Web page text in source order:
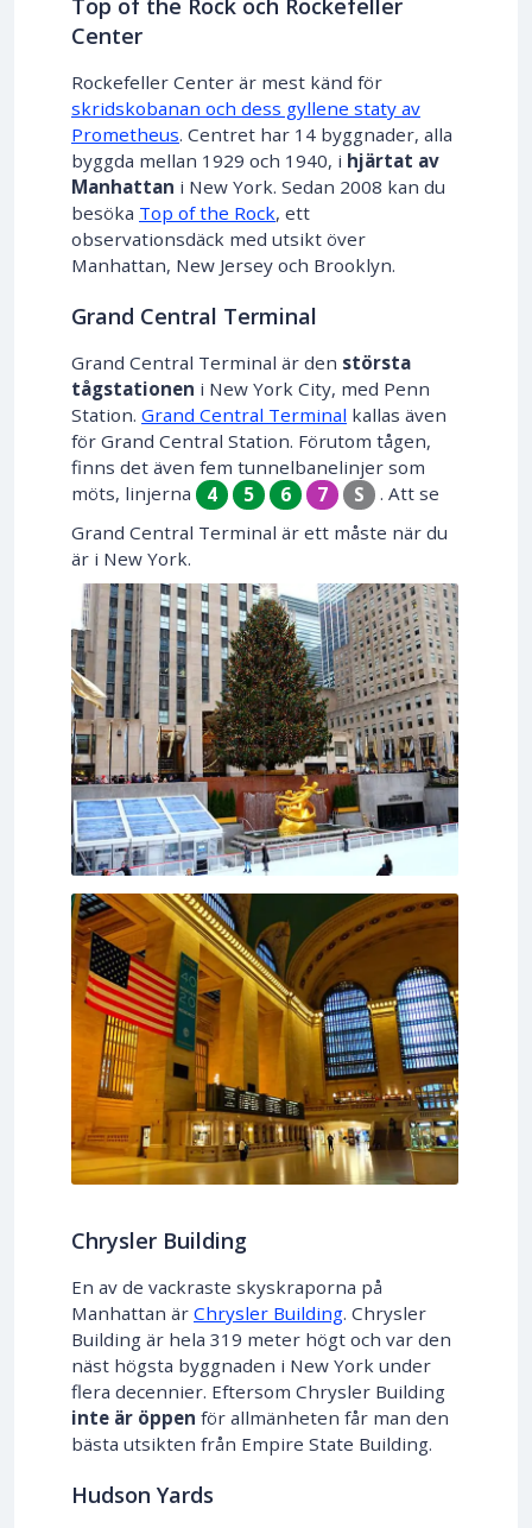
Top of the Rock och Rockefeller
Center
Rockefeller Center är mest känd för
skridskobanan och dess gyllene staty av
Prometheus. Centret har 14 byggnader, alla
byggda mellan 1929 och 1940, i hjärtat av
Manhattan i New York. Sedan 2008 kan du
besöka Top of the Rock, ett
observationsdäck med utsikt över
Manhattan, New Jersey och Brooklyn.
Grand Central Terminal
Grand Central Terminal är den största
tågstationen i New York City, med Penn
Station. Grand Central Terminal kallas även
för Grand Central Station. Förutom tågen,
finns det även fem tunnelbanelinjer som
möts, linjerna
4 5 6 7 S
. Att se
Grand Central Terminal är ett måste när du
är i New York.
Chrysler Building
En av de vackraste skyskraporna på
Manhattan är Chrysler Building. Chrysler
Building är hela 319 meter högt och var den
näst högsta byggnaden i New York under
flera decennier. Eftersom Chrysler Building
inte är öppen för allmänheten får man den
bästa utsikten från Empire State Building.
Hudson Yards